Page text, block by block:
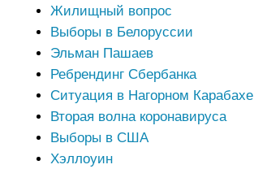
Жилищный вопрос
Выборы в Белоруссии
Эльман Пашаев
Ребрендинг Сбербанка
Ситуация в Нагорном Карабахе
Вторая волна коронавируса
Выборы в США
Хэллоуин